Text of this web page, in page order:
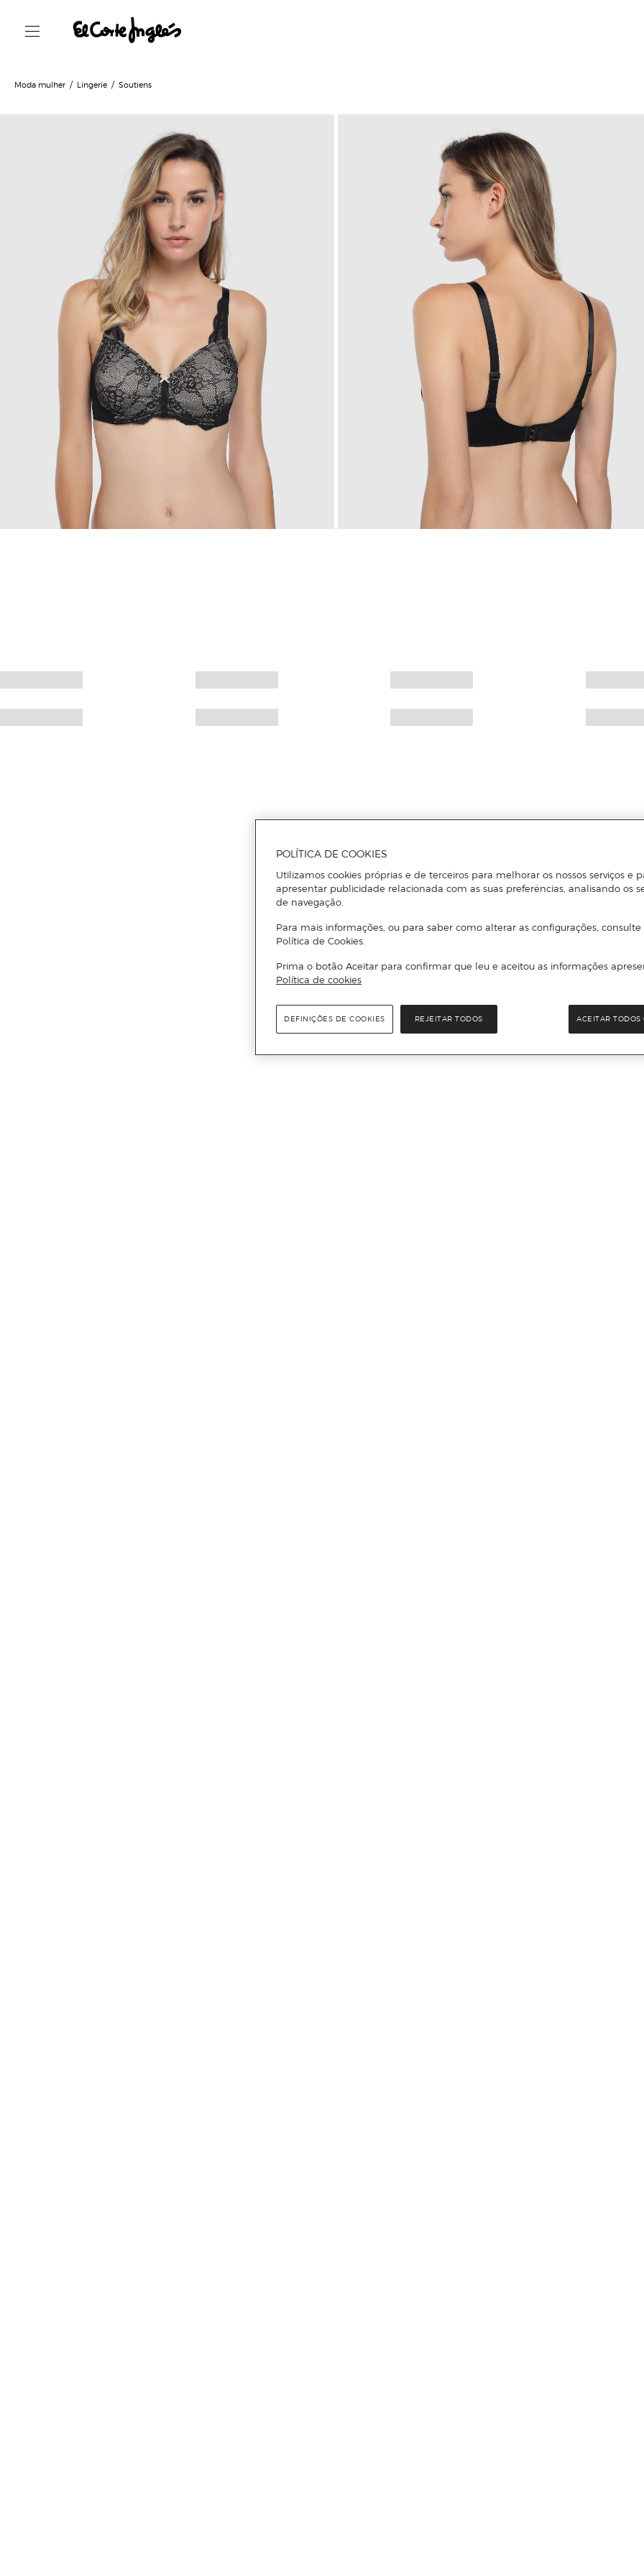
Moda mulher Lingerie Soutiens
POLÍTICA DE COOKIES
Utilizamos cookies próprias e de terceiros para melhorar os nossos serviços e
apresentar publicidade relacionada com as suas preferências, analisando os
de navegação.
Para mais informações, ou para saber como alterar as configurações, consulte
Política de Cookies.
Prima o botão Aceitar para confirmar que leu e aceitou as informações
Política de cookies
REJEITAR TODOS ACEITAR TODOS
DEFINIÇÕES DE COOKIES